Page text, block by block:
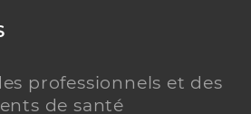
professionnels et des
de santé